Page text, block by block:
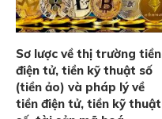
Sơ lược về thị trường tiền
điện tử, tiền kỹ thuật số
(tiền ảo) và pháp lý về
tiền điện tử, tiền kỹ thuật